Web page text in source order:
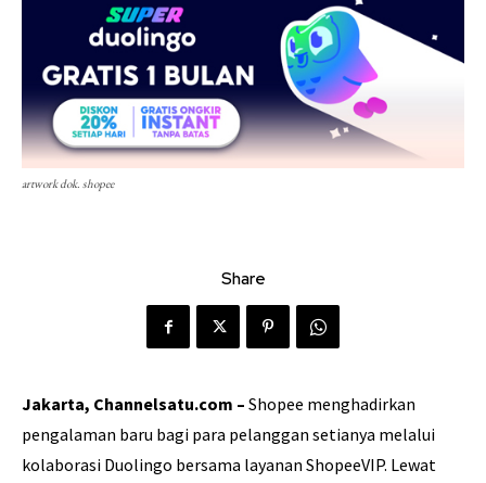
artwork dok. shopee
Share
Jakarta, Channelsatu.com – Shopee menghadirkan
pengalaman baru bagi para pelanggan setianya melalui
kolaborasi Duolingo bersama layanan ShopeeVIP. Lewat